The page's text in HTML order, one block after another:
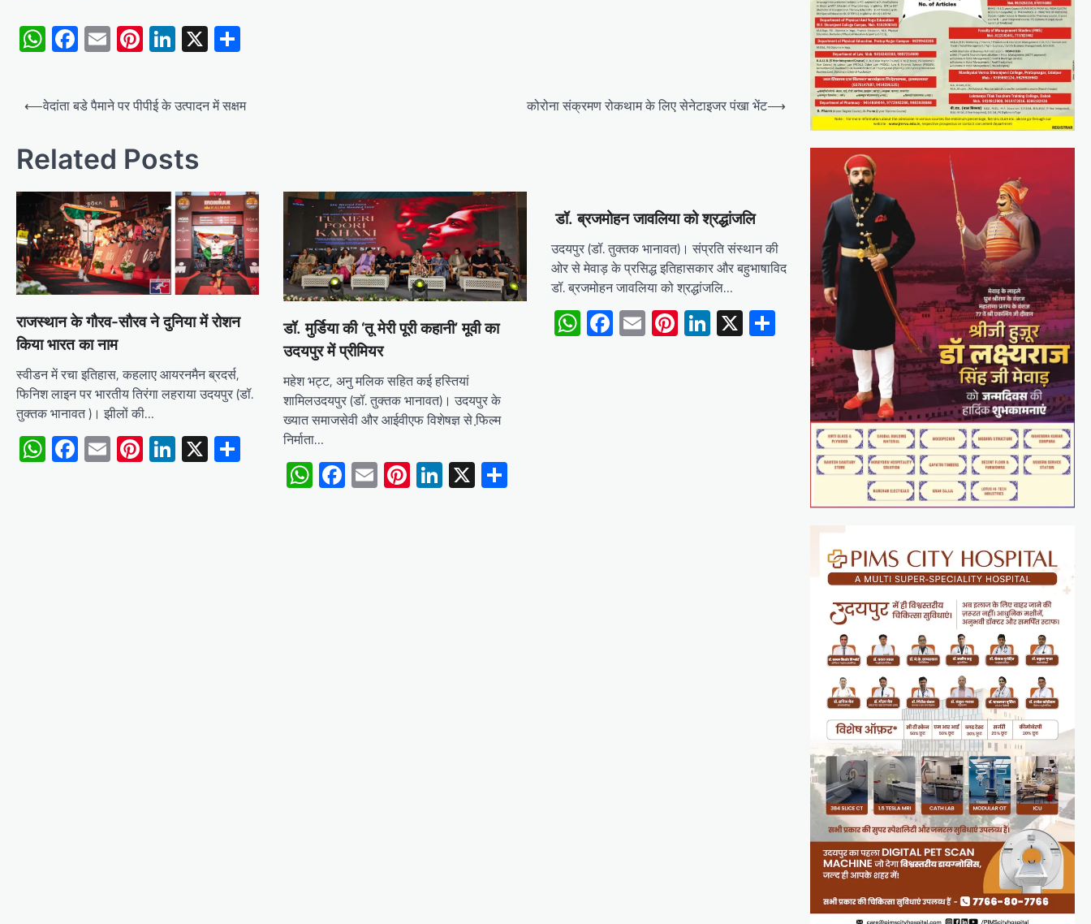
WhatsApp
Facebook
EmailPinterest
LinkedIn
X
Post
⟵वेदांता बडे पैमाने पर पीपीई के उत्पादन में सक्षम कोरोना संक्रमण रोकथाम के लिए सेनेटाइजर पंखा भेंट⟶
Related Posts
राजस्थान के गौरव-सौरव ने दुनिया में रोशन
किया भारत का नाम
स्वीडन में रचा इतिहास, कहलाए आयरनमैन ब्रदर्स,
फिनिश लाइन पर भारतीय तिरंगा लहराया उदयपुर (डॉ.
तुक्तक भानावत )। झीलों की…
WhatsApp
Facebook
EmailPinterest
LinkedIn
X Share
डॉ. मुर्डिया की ‘तू मेरी पूरी कहानी’ मूवी का
उदयपुर में प्रीमियर
महेश भट्ट, अनु मलिक सहित कई हस्तियां
शामिलउदयपुर (डॉ. तुक्तक भानावत)। उदयपुर के
ख्यात समाजसेवी और आईवीएफ विशेषज्ञ से फि़ल्म
निर्माता…
WhatsApp
Facebook
EmailPinterest
LinkedIn
X
डॉ. ब्रजमोहन जावलिया को श्रद्धांजलि
उदयपुर (डॉ. तुक्तक भानावत)। संप्रति संस्थान की
ओर से मेवाड़ के प्रसिद्ध इतिहासकार और बहुभाषाविद
डॉ. ब्रजमोहन जावलिया को श्रद्धांजलि…
WhatsApp
Facebook
EmailPinterest
LinkedIn
X Share